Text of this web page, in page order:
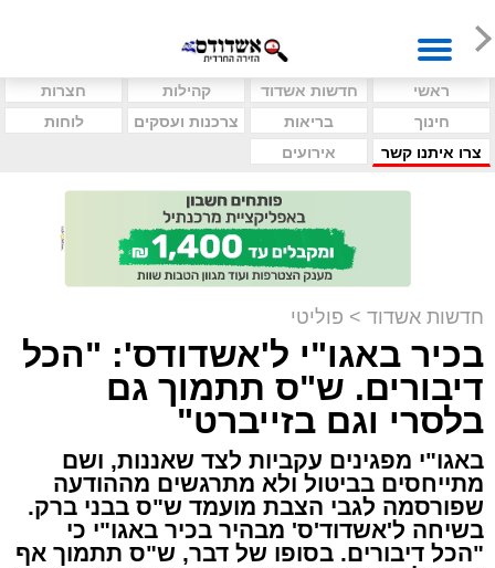
ראשי חדשות אשדוד קהילות
חצרות
חינוך
בריאות צרכנות ועסקים
לוחות
צרו איתנו קשר
אירועים
חדשות אשדוד > פוליטי
בכיר באגו"י ל'אשדודס': "הכל
דיבורים. ש"ס תתמוך גם
בלסרי וגם בזייברט"
באגו"י מפגינים עקביות לצד שאננות, ושם
מתייחסים בביטול ולא מתרגשים מההודעה
שפורסמה לגבי הצבת מועמד ש"ס בבני ברק.
בשיחה ל'אשדוד'ס' מבהיר בכיר באגו"י כי
"הכל דיבורים. בסופו של דבר, ש"ס תתמוך אף